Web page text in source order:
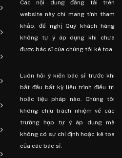
Các nội dung đăng tải trên
website này chỉ mang tính tham
khảo, đề nghị Quý khách hàng
không tự ý áp dụng khi chưa
được bác sĩ của chúng tôi kê toa.
Luôn hỏi ý kiến ​​bác sĩ trước khi
bắt đầu bất kỳ liệu trình điều trị
hoặc liệu pháp nào. Chúng tôi
không chịu trách nhiệm về các
trường hợp tự ý áp dụng mà
không có sự chỉ định hoặc kê toa
của các bác sĩ.